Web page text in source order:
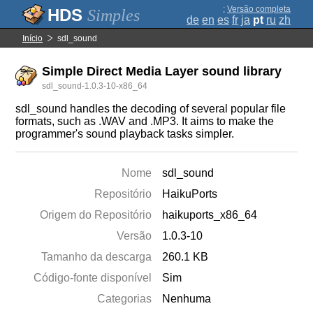
Simples ; Versão completa
de en es fr ja pt ru zh
Início sdl_sound
Simple Direct Media Layer sound library
sdl_sound-1.0.3-10-x86_64
sdl_sound handles the decoding of several popular file
formats, such as .WAV and .MP3. It aims to make the
programmer's sound playback tasks simpler.
Nome
sdl_sound
Repositório
HaikuPorts
Origem do Repositório
haikuports_x86_64
Versão
1.0.3-10
Tamanho da descarga
260.1 KB
Código-fonte disponível
Sim
Categorias
Nenhuma